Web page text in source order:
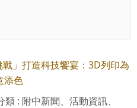
」打造科技饗宴：3D列印為
添色
類 : 附中新聞、活動資訊、